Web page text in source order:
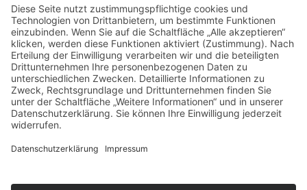
Newsletter
FAQ
Schlagworte
Datenschutz
Impressum